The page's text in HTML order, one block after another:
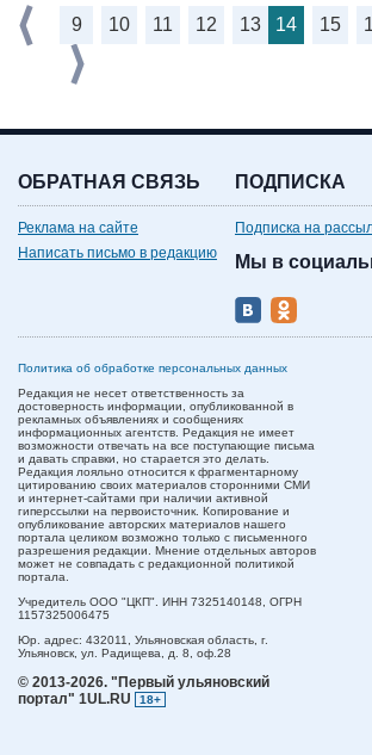
9 10 11 12 13 14 15
ОБРАТНАЯ СВЯЗЬ
Реклама на сайте
Написать письмо в редакцию
ПОДПИСКА
Подписка на
Мы в
Политика об обработке персональных данных
Редакция не несет ответственность за
достоверность информации, опубликованной в
рекламных объявлениях и сообщениях
информационных агентств. Редакция не имеет
возможности отвечать на все поступающие письма
и давать справки, но старается это делать.
Редакция лояльно относится к фрагментарному
цитированию своих материалов сторонними СМИ
и интернет-сайтами при наличии активной
гиперссылки на первоисточник. Копирование и
опубликование авторских материалов нашего
портала целиком возможно только с письменного
разрешения редакции. Мнение отдельных авторов
может не совпадать с редакционной политикой
портала.
Учредитель ООО "ЦКП". ИНН 7325140148, ОГРН
1157325006475
Юр. адрес: 432011, Ульяновская область, г.
Ульяновск, ул. Радищева, д. 8, оф.28
© 2013-2026. "Первый ульяновский
портал" 1UL.RU
18+